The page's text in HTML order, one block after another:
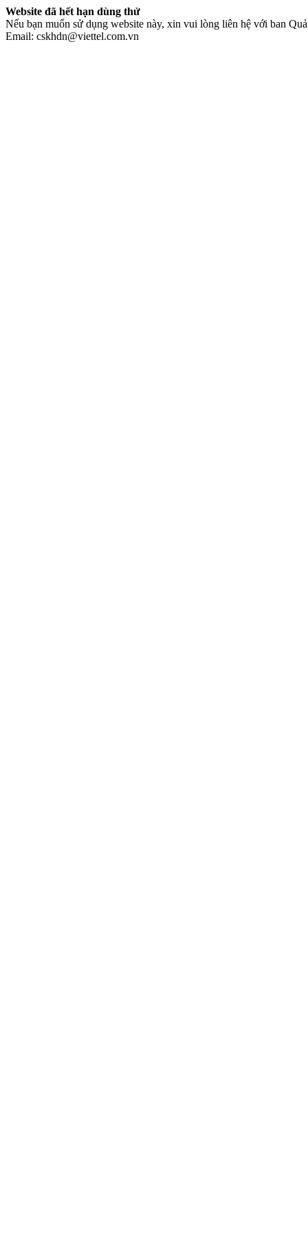
Website đã hết hạn dùng thử
Nếu bạn muốn sử dụng website này, xin vui lòng liên hệ với ban
Email: cskhdn@viettel.com.vn